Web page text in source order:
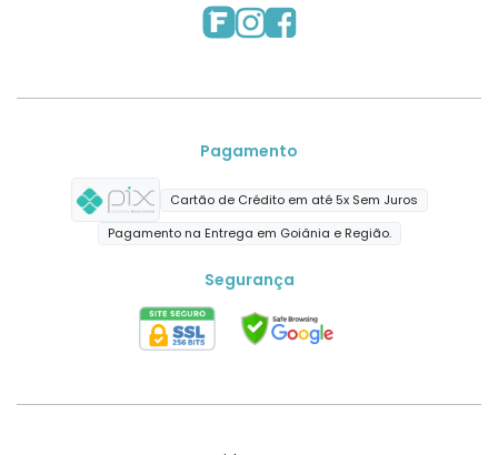
Pagamento
Cartão de Crédito em até 5x Sem Juros
Pagamento na Entrega em Goiânia e Região.
Segurança